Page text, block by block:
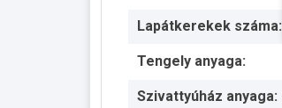
Lapátkerekek száma:
Tengely anyaga:
Szivattyúház anyaga: